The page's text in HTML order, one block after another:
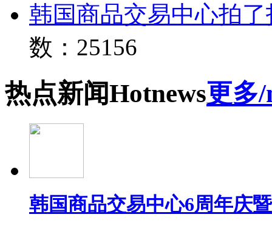
韩国商品交易中心拍
数：25156
热点新闻Hotnews更多
韩国商品交易中心6周年庆